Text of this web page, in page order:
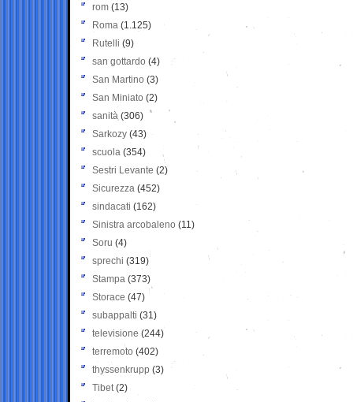
rom (13)
Roma (1.125)
Rutelli (9)
san gottardo (4)
San Martino (3)
San Miniato (2)
sanità (306)
Sarkozy (43)
scuola (354)
Sestri Levante (2)
Sicurezza (452)
sindacati (162)
Sinistra arcobaleno (11)
Soru (4)
sprechi (319)
Stampa (373)
Storace (47)
subappalti (31)
televisione(244)
terremoto (402)
thyssenkrupp (3)
Tibet(2)